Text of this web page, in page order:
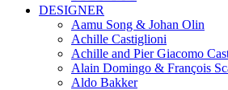
DESIGNER
Aamu Song & Johan Olin
Achille Castiglioni
Achille and Pier Giacomo
Alain Domingo & François
Aldo Bakker